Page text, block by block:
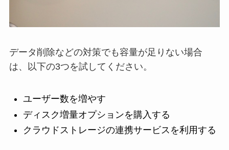
データ削除などの対策でも容量が足りない場合
は、以下の3つを試してください。
ユーザー数を増やす
ディスク増量オプションを購入する
クラウドストレージの連携サービスを利用する